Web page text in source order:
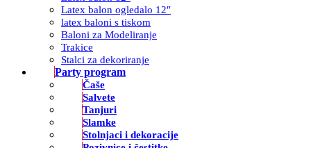
Latex balon ogledalo 12″
latex baloni s tiskom
Baloni za Modeliranje
Trakice
Stalci za dekoriranje
Party program
Čaše
Salvete
Tanjuri
Slamke
Stolnjaci i dekoracije